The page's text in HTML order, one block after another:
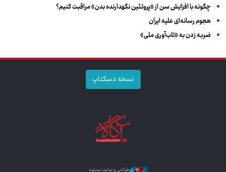
چگونه با افزایش سن از «پروتئین نگهدارنده بدن» مراقبت کنیم؟
هجوم رسانه‌ای علیه ایران
ضربه زدن به «تاب‌آوری ملی»
نسخه دسکتاپ
طراحی و تولید: نستوه